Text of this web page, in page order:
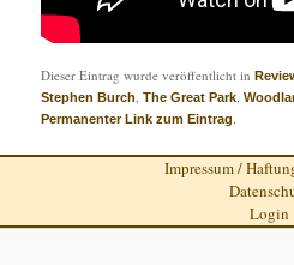
Dieser Eintrag wurde veröffentlicht in
Stephen Burch,The Great Park,
Permanenter Link zum Eintrag.
Impressum /
Login